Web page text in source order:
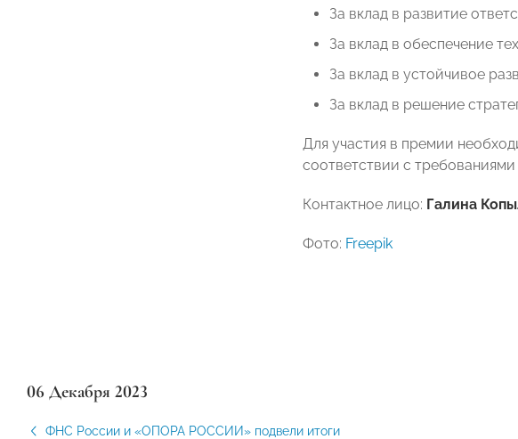
За вклад в развитие
За вклад в обеспечение
За вклад в устойчивое
За вклад в решение
Для участия в премии
соответствии с требованиями
Контактное лицо: Галина
Фото: Freepik
06 Декабря 2023
ФНС России и «ОПОРА РОССИИ» подвели итоги